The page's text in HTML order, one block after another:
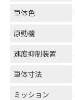
車体色
原動機
速度抑制装置
車体寸法
ミッション